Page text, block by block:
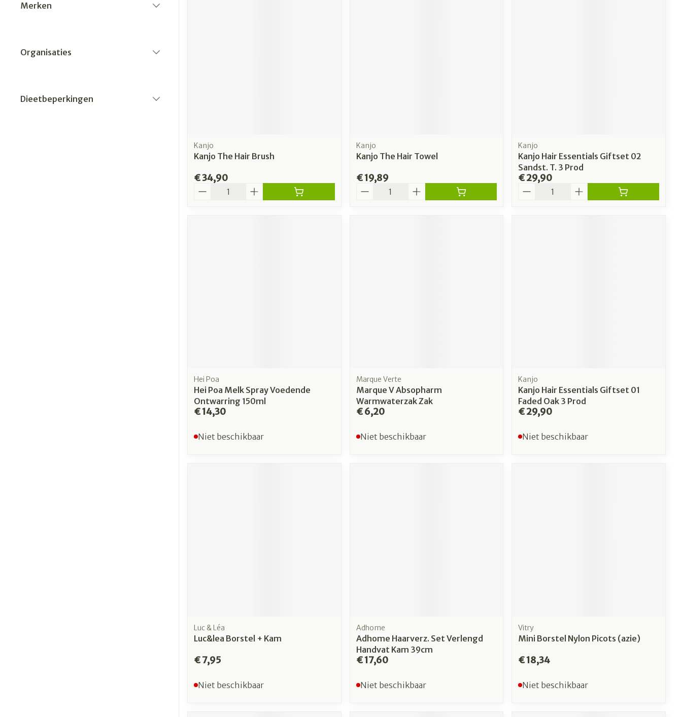
Merken
Organisaties
Dieetbeperkingen
Kanjo
Kanjo The Hair Brush
€ 34,90
Kanjo
Kanjo The Hair Towel
€ 19,89
Kanjo
Kanjo Hair Essentials Giftset 02
Sandst. T. 3 Prod
€ 29,90
Hei Poa
Hei Poa Melk Spray Voedende
Ontwarring 150ml
€ 14,30
Niet beschikbaar
Marque Verte
Marque V Absopharm
Warmwaterzak Zak
€ 6,20
Niet beschikbaar
Kanjo
Kanjo Hair Essentials Giftset 01
Faded Oak 3 Prod
€ 29,90
Niet beschikbaar
Luc & Léa
Luc&lea Borstel + Kam
€ 7,95
Niet beschikbaar
Adhome
Adhome Haarverz. Set Verlengd
Handvat Kam 39cm
€ 17,60
Niet beschikbaar
Vitry
Mini Borstel Nylon Picots (azie)
€ 18,34
Niet beschikbaar